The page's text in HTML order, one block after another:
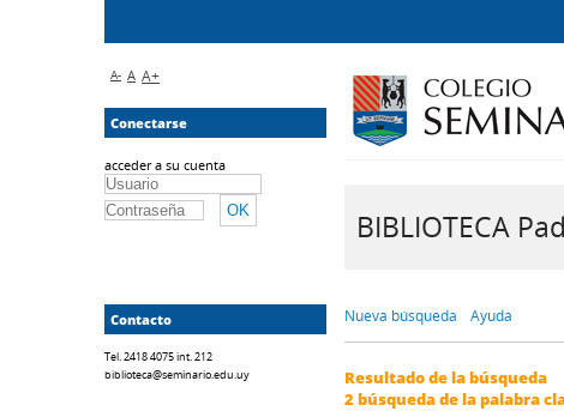
BIBLIOTECA
Nueva búsqueda Ayuda
Resultado de la búsqueda
2búsqueda de la palabra
A- A A+
Conectarse
acceder a su cuenta
Contacto
Tel. 2418 4075 int. 212
biblioteca@seminario.edu.uy